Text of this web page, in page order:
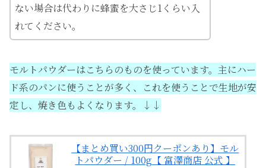
ない場合は代わりに蜂蜜を大さじ1くらい入
れてください。
モルトパウダーはこちらのものを使っています。主にハー
ド系のパンに使うことが多く、これを使うことで生地が安
定し、焼き色もよくなります。↓↓
【まとめ買い300円クーポンあり】モル
トパウダー / 100g【 富澤商店 公式 】